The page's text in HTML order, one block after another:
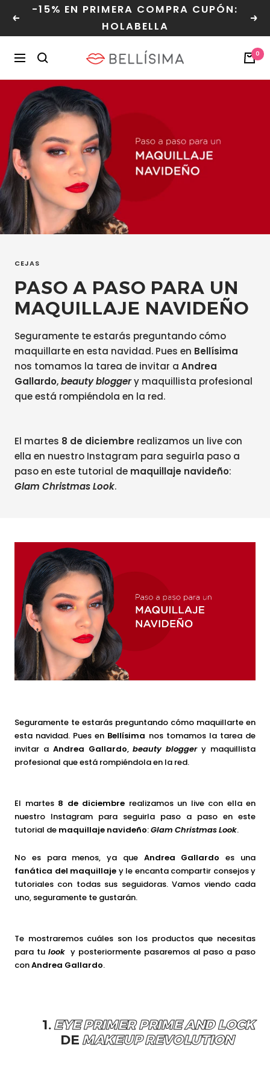
Anterior
-15% EN PRIMERA COMPRA CUPÓN:
HOLABELLA
Navegación Bellisima 0
CEJAS
PASO A PASO PARA UN
MAQUILLAJE NAVIDEÑO
Seguramente te estarás preguntando cómo
maquillarte en esta navidad. Pues en Bellísima
nos tomamos la tarea de invitar a Andrea
Gallardo,beauty bloggery maquillista profesional
que está rompiéndola en la red.
El martes 8 de diciembre realizamos un live con
ella en nuestro Instagram para seguirla paso a
paso en este tutorial de maquillaje navideño:
Glam Christmas Look.
Seguramente te estarás preguntando cómo maquillarte en
esta navidad. Pues en Bellísima nos tomamos la tarea de
invitar a Andrea Gallardo,beauty bloggery maquillista
profesional que está rompiéndola en la red.
El martes 8 de diciembre realizamos un live con ella en
nuestro Instagram para seguirla paso a paso en este
tutorial de maquillaje navideño:Glam Christmas Look.
No es para menos, ya que Andrea Gallardo es una
fanática del maquillaje y le encanta compartir consejos y
tutoriales con todas sus seguidoras. Vamos viendo cada
uno, seguramente te gustarán.
Te mostraremos cuáles son los productos que necesitas
para tu looky posteriormente pasaremos al paso a paso
conAndrea Gallardo.
1.EYE PRIMER PRIME AND LOCK
DEMAKEUP REVOLUTION